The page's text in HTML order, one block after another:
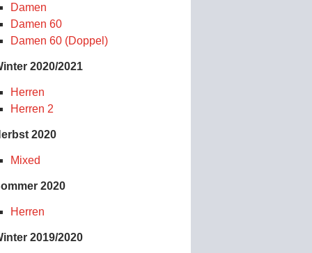
Damen
Damen 60
Damen 60 (Doppel)
2020/2021
Herren
Herren 2
2020
Mixed
2020
Herren
2019/2020